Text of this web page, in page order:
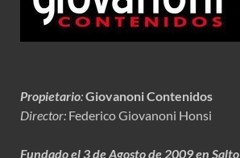
Propietario:Giovanoni Contenidos
Director: Federico Giovanoni Honsi
Fundado el 3 de Agosto de 2009 en Salto